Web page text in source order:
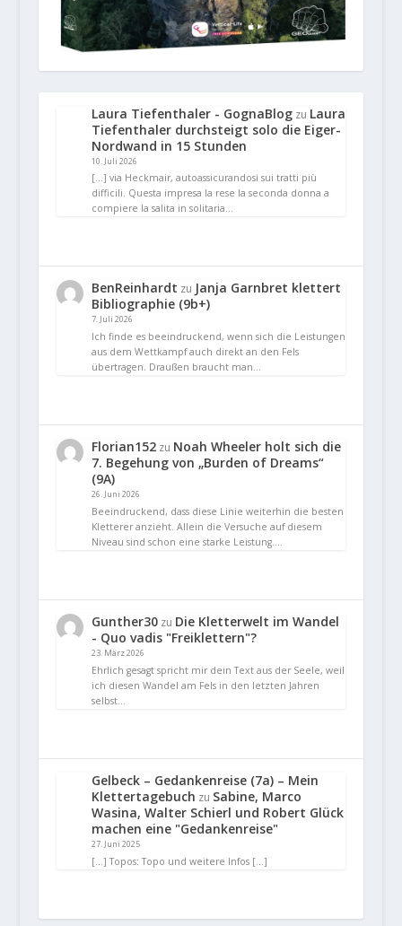
Laura Tiefenthaler - GognaBlogzu Laura
Tiefenthaler durchsteigt solo die Eiger-
Nordwand in 15 Stunden
10. Juli 2026
[…] via Heckmair, autoassicurandosi sui tratti più
difficili. Questa impresa la rese la seconda donna a
compiere la salita in solitaria…
BenReinhardt zu Janja Garnbret klettert
Bibliographie (9b+)
7. Juli 2026
Ich finde es beeindruckend, wenn sich die Leistungen
aus dem Wettkampf auch direkt an den Fels
übertragen. Draußen braucht man…
Florian152zu Noah Wheeler holt sich die
7. Begehung von „Burden of Dreams“
(9A)
26. Juni 2026
Beeindruckend, dass diese Linie weiterhin die besten
Kletterer anzieht. Allein die Versuche auf diesem
Niveau sind schon eine starke Leistung.…
Gunther30zu Die Kletterwelt im Wandel
- Quo vadis "Freiklettern"?
23. März 2026
Ehrlich gesagt spricht mir dein Text aus der Seele, weil
ich diesen Wandel am Fels in den letzten Jahren
selbst…
Gelbeck – Gedankenreise (7a) – Mein
Klettertagebuch zu Sabine, Marco
Wasina, Walter Schierl und Robert Glück
machen eine "Gedankenreise"
27. Juni 2025
[…] Topos: Topo und weitere Infos […]